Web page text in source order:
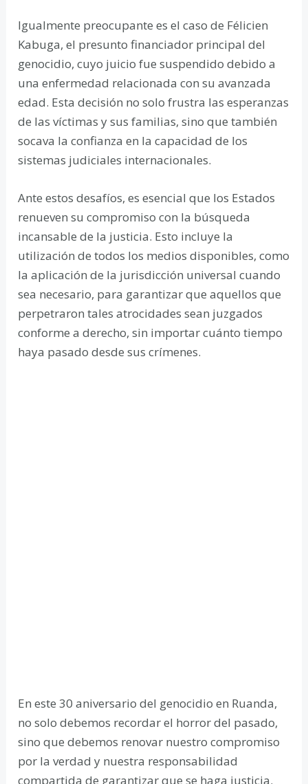
Igualmente preocupante es el caso de Félicien
Kabuga, el presunto financiador principal del
genocidio, cuyo juicio fue suspendido debido a
una enfermedad relacionada con su avanzada
edad. Esta decisión no solo frustra las esperanzas
de las víctimas y sus familias, sino que también
socava la confianza en la capacidad de los
sistemas judiciales internacionales.
Ante estos desafíos, es esencial que los Estados
renueven su compromiso con la búsqueda
incansable de la justicia. Esto incluye la
utilización de todos los medios disponibles, como
la aplicación de la jurisdicción universal cuando
sea necesario, para garantizar que aquellos que
perpetraron tales atrocidades sean juzgados
conforme a derecho, sin importar cuánto tiempo
haya pasado desde sus crímenes.
En este 30 aniversario del genocidio en Ruanda,
no solo debemos recordar el horror del pasado,
sino que debemos renovar nuestro compromiso
por la verdad y nuestra responsabilidad
compartida de garantizar que se haga justicia.